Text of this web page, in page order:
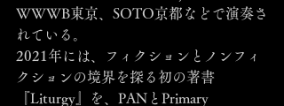
WWWB東京、SOTO京都などで演奏さ
れている。
2021年には、フィクションとノンフィ
クションの境界を探る初の著書
『Liturgy』を、PANとPrimary